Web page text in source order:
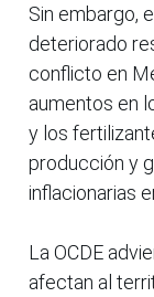
Sin embargo,
deteriorado
conflicto en
aumentos en
y los
producción y
inflacionarias
La OCDE
afectan al